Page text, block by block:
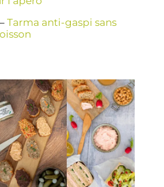
Tarma anti-gaspi sans